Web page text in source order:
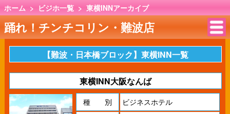
ホーム > ビジホ一覧 > 東横INNアーカイブ
踊れ！チンチコリン・難波店
【難波・日本橋ブロック】東横INN一覧
東横INN大阪なんば
種 別 ビジネスホテル